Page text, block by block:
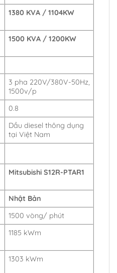
1380 KVA / 1104KW
1500 KVA / 1200KW
3 pha 220V/380V-50Hz,
1500v/p
0.8
Dầu diesel thông dụng
tại Việt Nam
Mitsubishi S12R-PTAR1
Nhật Bản
1500 vòng/ phút
1185 kWm
1303 kWm